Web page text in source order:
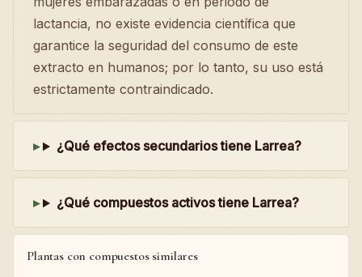
lactancia, no existe evidencia científica que
garantice la seguridad del consumo de este
extracto en humanos; por lo tanto, su uso está
estrictamente contraindicado.
¿Qué efectos secundarios tiene Larrea?
¿Qué compuestos activos tiene Larrea?
Plantas con compuestos similares